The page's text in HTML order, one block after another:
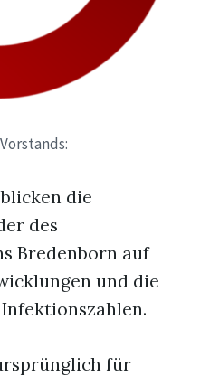
die
des
Bredenborn auf
und die
für